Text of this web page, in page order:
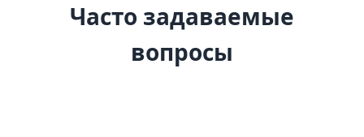
Часто задаваемые
вопросы